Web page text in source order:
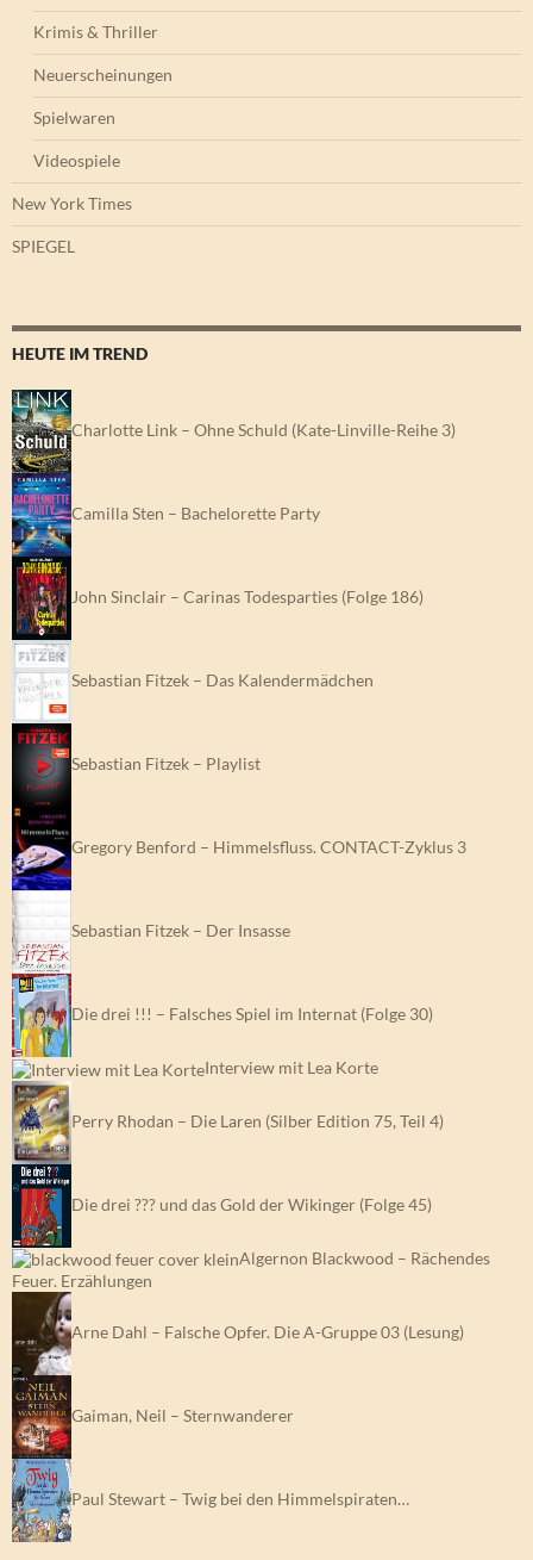
Krimis & Thriller
Neuerscheinungen
Spielwaren
Videospiele
New York Times
SPIEGEL
HEUTE IM TREND
Charlotte Link – Ohne Schuld (Kate-Linville-Reihe 3)
Camilla Sten – Bachelorette Party
John Sinclair – Carinas Todesparties (Folge 186)
Sebastian Fitzek – Das Kalendermädchen
Sebastian Fitzek – Playlist
Gregory Benford – Himmelsfluss. CONTACT-Zyklus 3
Sebastian Fitzek – Der Insasse
Die drei !!! – Falsches Spiel im Internat (Folge 30)
Interview mit Lea Korte
Perry Rhodan – Die Laren (Silber Edition 75, Teil 4)
Die drei ??? und das Gold der Wikinger (Folge 45)
Algernon Blackwood – Rächendes
Feuer. Erzählungen
Arne Dahl – Falsche Opfer. Die A-Gruppe 03 (Lesung)
Gaiman, Neil – Sternwanderer
Paul Stewart – Twig bei den Himmelspiraten…